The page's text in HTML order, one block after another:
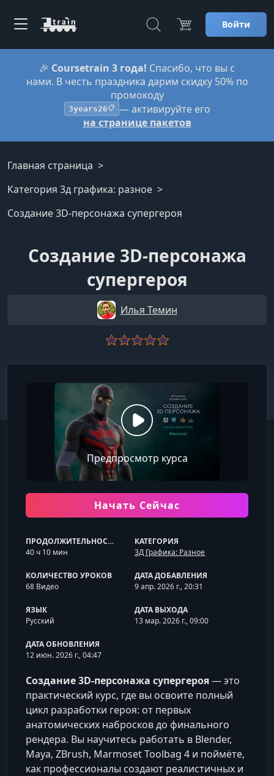
Войти
🎉 Coursetrain 3 года! Спасибо, что вы с
нами. В честь праздника дарим скидку 50% по
промокоду
3years26📋 — активируйте его
на странице пакетов
Главная страница
Категория 3д графика: разное
Создание 3D-персонажа супергероя
Создание 3D-персонажа
супергероя
Илья Темин
Предпросмотр курса
Начать Сейчас
ПРОДОЛЖИТЕЛЬНОСТЬ
40 ч 10 мин
КАТЕГОРИЯ
3Д Графика: Разное
КОЛИЧЕСТВО УРОКОВ
68 Видео
ДАТА ДОБАВЛЕНИЯ
9 апр. 2026 г., 20:31
ЯЗЫК
Русский
ДАТА ВЫХОДА
13 мар. 2026 г., 09:00
ДАТА ОБНОВЛЕНИЯ
12 июн. 2026 г., 04:47
Создание 3D-персонажа супергероя— это
практический курс, где вы освоите полный
цикл разработки героя: от первых
анатомических набросков до финального
рендера. Вы научитесь работать в Blender,
Maya, ZBrush, Marmoset Toolbag 4 и поймёте,
как профессионалы создают реалистичных и